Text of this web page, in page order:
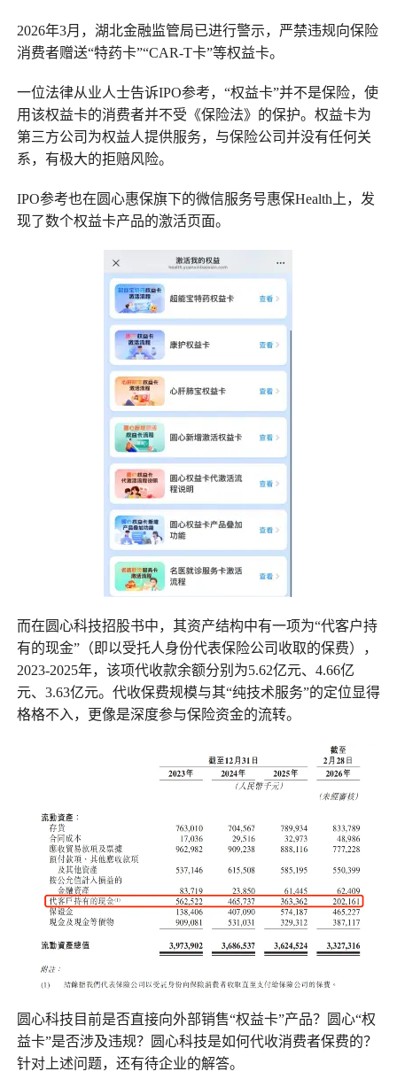
2026年3月，湖北金融监管局已进行警示，严禁违规向保险
消费者赠送“特药卡”“CAR-T卡”等权益卡。
一位法律从业人士告诉IPO参考，“权益卡”并不是保险，使
用该权益卡的消费者并不受《保险法》的保护。权益卡为
第三方公司为权益人提供服务，与保险公司并没有任何关
系，有极大的拒赔风险。
IPO参考也在圆心惠保旗下的微信服务号惠保Health上，发
现了数个权益卡产品的激活页面。
而在圆心科技招股书中，其资产结构中有一项为“代客户持
有的现金”（即以受托人身份代表保险公司收取的保费），
2023-2025年，该项代收款余额分别为5.62亿元、4.66亿
元、3.63亿元。代收保费规模与其“纯技术服务”的定位显得
格格不入，更像是深度参与保险资金的流转。
圆心科技目前是否直接向外部销售“权益卡”产品？圆心“权
益卡”是否涉及违规？圆心科技是如何代收消费者保费的？
针对上述问题，还有待企业的解答。